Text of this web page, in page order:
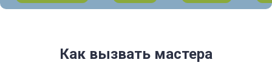
Как вызвать мастера